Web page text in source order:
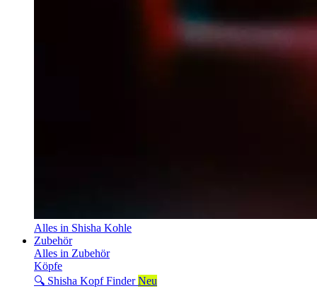
Alles in Shisha Kohle
Zubehör
Alles in Zubehör
Köpfe
🔍 Shisha Kopf Finder Neu